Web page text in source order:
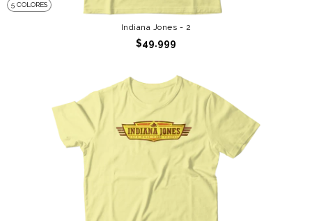
5 COLORES
Indiana Jones - 2
$49.999